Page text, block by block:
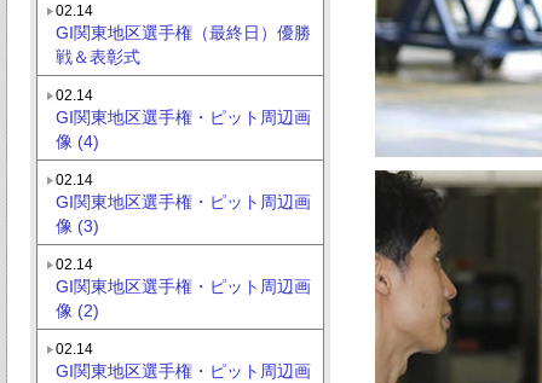
02.14
GI関東地区選手権（最終日）優勝
戦＆表彰式
02.14
GI関東地区選手権・ピット周辺画
像 (4)
02.14
GI関東地区選手権・ピット周辺画
像 (3)
02.14
GI関東地区選手権・ピット周辺画
像 (2)
02.14
GI関東地区選手権・ピット周辺画